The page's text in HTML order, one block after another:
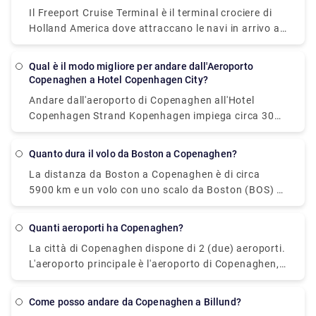
Il Freeport Cruise Terminal è il terminal crociere di
Holland America dove attraccano le navi in arrivo a
Copenaghen.
Qual è il modo migliore per andare dall'Aeroporto
Copenaghen a Hotel Copenhagen City?
Andare dall'aeroporto di Copenaghen all'Hotel
Copenhagen Strand Kopenhagen impiega circa 30
minuti e copre una distanza di circa 10 km e
che ti costerà circa € 5 e il modo più veloce è
prendere un taxi che può essere un po' caro e ti
costerà circa 30€. Tuttavia, puoi scommettere sui
Servizi di Trasferimento Privati, in particolare quello
fornito da Rydeu. Credimi, non dovrai preoccuparti
convenienti e allo stesso tempo vivrai un'esperienza
meravigliosa che ti regalerà piacevoli vibrazioni di
che di solito provi durante il viaggio. Se vuoi
Quanto dura il volo da Boston a Copenaghen?
La distanza da Boston a Copenaghen è di circa
5900 km e un volo con uno scalo da Boston (BOS) a
Copenaghen (CPH) impiega circa 10 ore.
Quanti aeroporti ha Copenaghen?
La città di Copenaghen dispone di 2 (due) aeroporti.
L'aeroporto principale è l'aeroporto di Copenaghen,
Kastrup. È il più grande e principale aeroporto
il resto della Zelanda, la regione dell'Oresund e gran
Come posso andare da Copenaghen a Billund?